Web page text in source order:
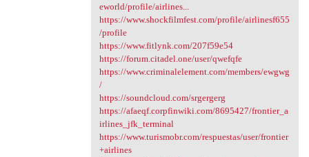
eworld/profile/airlines...
https://www.shockfilmfest.com/profile/airlinesf655
/profile
https://www.fitlynk.com/207f59e54
https://forum.citadel.one/user/qwefqfe
https://www.criminalelement.com/members/ewgwg
/
https://soundcloud.com/srgergerg
https://afaeqf.corpfinwiki.com/8695427/frontier_a
irlines_jfk_terminal
https://www.turismobr.com/respuestas/user/frontier
+airlines